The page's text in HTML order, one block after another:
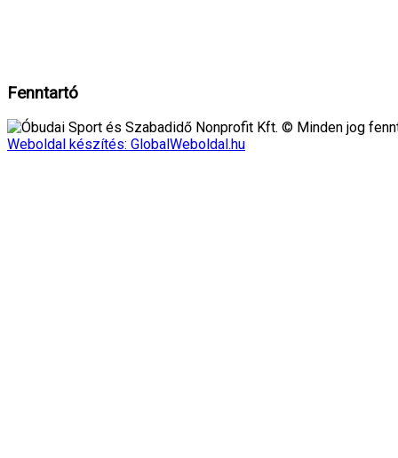
Fenntartó
Óbudai Sport és Szabadidő Nonprofit Kft. © Minden jog
Weboldal készítés: GlobalWeboldal.hu